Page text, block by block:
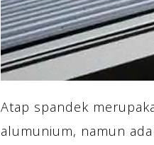
Atap spandek
alumunium, namun